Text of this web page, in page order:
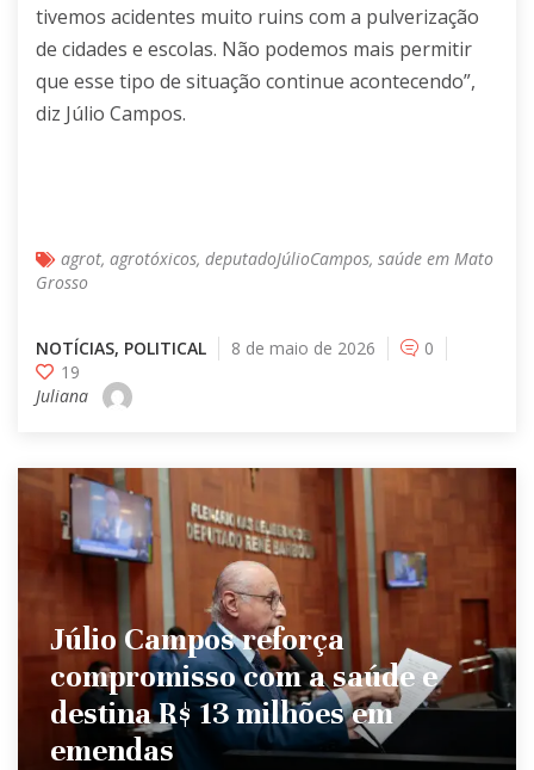
tivemos acidentes muito ruins com a pulverização
de cidades e escolas. Não podemos mais permitir
que esse tipo de situação continue acontecendo”,
diz Júlio Campos.
agrot, agrotóxicos, deputadoJúlioCampos, saúde em Mato
Grosso
NOTÍCIAS, POLITICAL 8 de maio de 2026
0
19
Juliana
Júlio Campos reforça
compromisso com a saúde e
destina R$ 13 milhões em
emendas